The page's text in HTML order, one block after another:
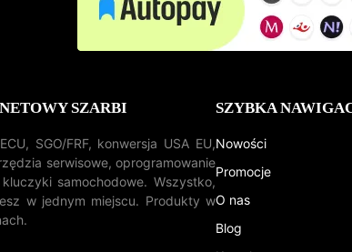
SZARBI
SGO/FRF, konwersja USA EU,
serwisowe, oprogramowanie
samochodowe. Wszystko,
w jednym miejscu. Produkty w
SZYBKA
Nowości
Promocje
O nas
Blog